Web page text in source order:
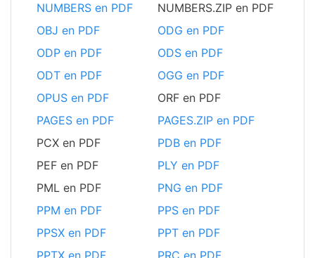
NUMBERS en PDF
NUMBERS.ZIP en PDF
OBJ en PDF
ODG en PDF
ODP en PDF
ODS en PDF
ODT en PDF
OGG en PDF
OPUS en PDF
ORF en PDF
PAGES en PDF
PAGES.ZIP en PDF
PCX en PDF
PDB en PDF
PEF en PDF
PLY en PDF
PML en PDF
PNG en PDF
PPM en PDF
PPS en PDF
PPSX en PDF
PPT en PDF
PPTX en PDF
PRC en PDF